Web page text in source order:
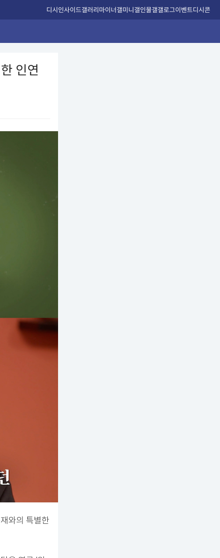
디시인사이드갤러리마이너갤미니갤인물갤갤로그이벤트디시콘
인연
와의 특별한